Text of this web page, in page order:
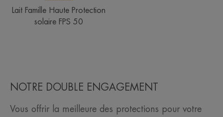
Lait Famille Haute Protection
solaire FPS 50
NOTRE DOUBLE ENGAGEMENT
Vous offrir la meilleure des protections pour votre